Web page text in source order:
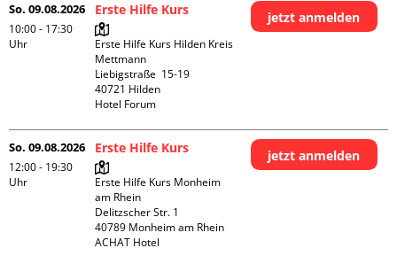
So. 09.08.2026
10:00 - 17:30
Uhr
Erste Hilfe Kurs
Erste Hilfe Kurs Hilden Kreis
Mettmann
Liebigstraße  15-19
40721 Hilden
Hotel Forum
jetzt anmelden
So. 09.08.2026
12:00 - 19:30
Uhr
Erste Hilfe Kurs
Erste Hilfe Kurs Monheim
am Rhein
Delitzscher Str. 1
40789 Monheim am Rhein
ACHAT Hotel
jetzt anmelden